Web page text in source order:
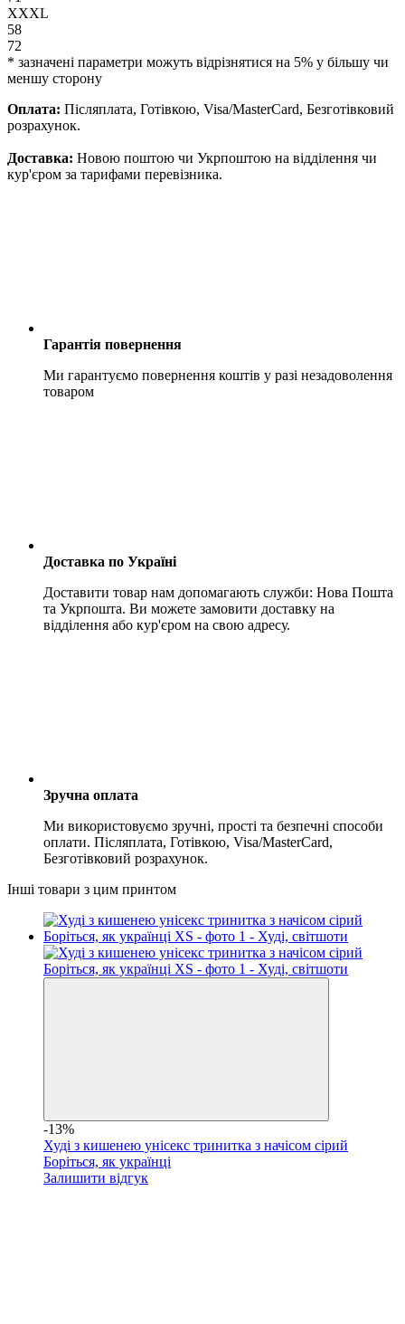
XXXL
58
72
* зазначені параметри можуть відрізнятися на 5% у більшу чи
меншу сторону
Оплата: Післяплата, Готівкою, Visa/MasterCard, Безготівковий
розрахунок.
Доставка: Новою поштою чи Укрпоштою на відділення чи
кур'єром за тарифами перевізника.
Гарантія повернення
Ми гарантуємо повернення коштів у разі незадоволення
товаром
Доставка по Україні
Доставити товар нам допомагають служби: Нова Пошта
та Укрпошта. Ви можете замовити доставку на
відділення або кур'єром на свою адресу.
Зручна оплата
Ми використовуємо зручні, прості та безпечні способи
оплати. Післяплата, Готівкою, Visa/MasterCard,
Безготівковий розрахунок.
Інші товари з цим принтом
-13%
Худі з кишенею унісекс тринитка з начісом сірий
Боріться, як українці
Залишити відгук